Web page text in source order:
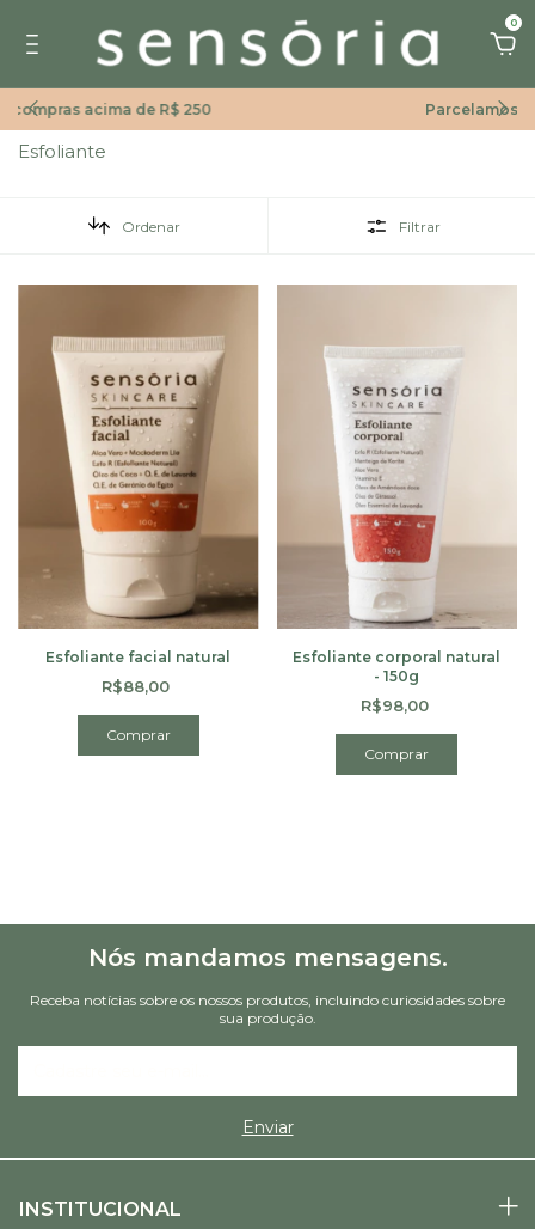
0
Parcelamos em até 12x
Esfoliante
Ordenar Filtrar
Esfoliante facial natural
R$88,00
Esfoliante corporal natural
- 150g
R$98,00
Nós mandamos mensagens.
Receba notícias sobre os nossos produtos, incluindo curiosidades sobre
sua produção.
INSTITUCIONAL